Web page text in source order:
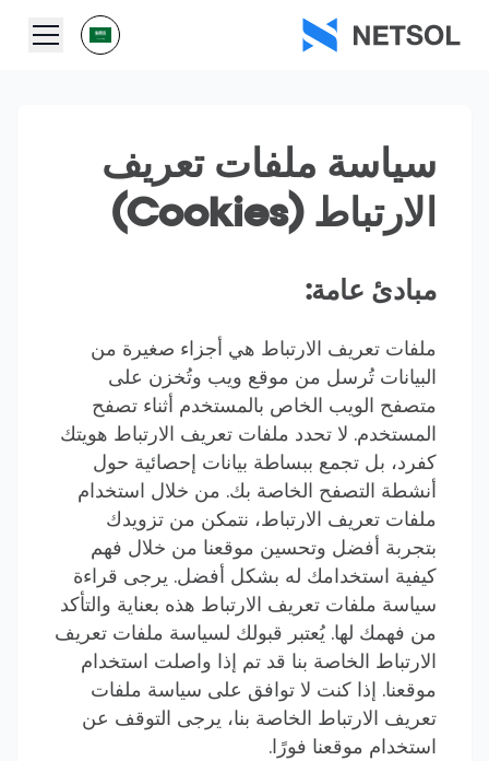
سياسة ملفات تعريف
الارتباط (Cookies)
مبادئ عامة:
ملفات تعريف الارتباط هي أجزاء صغيرة من
البيانات تُرسل من موقع ويب وتُخزن على
متصفح الويب الخاص بالمستخدم أثناء تصفح
المستخدم. لا تحدد ملفات تعريف الارتباط هويتك
كفرد، بل تجمع ببساطة بيانات إحصائية حول
أنشطة التصفح الخاصة بك. من خلال استخدام
ملفات تعريف الارتباط، نتمكن من تزويدك
بتجربة أفضل وتحسين موقعنا من خلال فهم
كيفية استخدامك له بشكل أفضل. يرجى قراءة
سياسة ملفات تعريف الارتباط هذه بعناية والتأكد
من فهمك لها. يُعتبر قبولك لسياسة ملفات تعريف
الارتباط الخاصة بنا قد تم إذا واصلت استخدام
موقعنا. إذا كنت لا توافق على سياسة ملفات
تعريف الارتباط الخاصة بنا، يرجى التوقف عن
استخدام موقعنا فورًا.